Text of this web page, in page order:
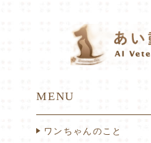
MENU
ワンちゃんのこと